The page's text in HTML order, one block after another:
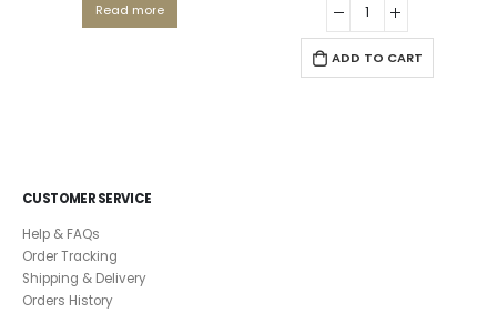
Read more
ADD TO CART
CUSTOMER SERVICE
Help & FAQs
Order Tracking
Shipping & Delivery
Orders History